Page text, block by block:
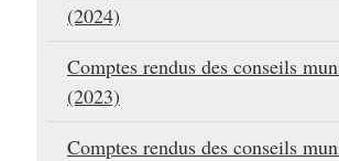
(2024)
Comptes rendus des conseils
(2023)
Comptes rendus des conseils